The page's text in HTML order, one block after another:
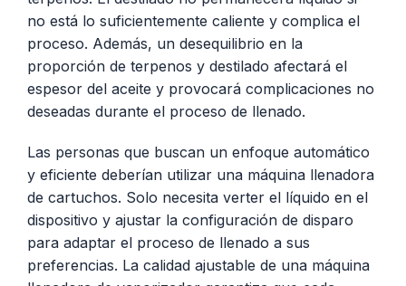
no está lo suficientemente caliente y complica el
proceso. Además, un desequilibrio en la
proporción de terpenos y destilado afectará el
espesor del aceite y provocará complicaciones no
deseadas durante el proceso de llenado.
Las personas que buscan un enfoque automático
y eficiente deberían utilizar una máquina llenadora
de cartuchos. Solo necesita verter el líquido en el
dispositivo y ajustar la configuración de disparo
para adaptar el proceso de llenado a sus
preferencias. La calidad ajustable de una máquina